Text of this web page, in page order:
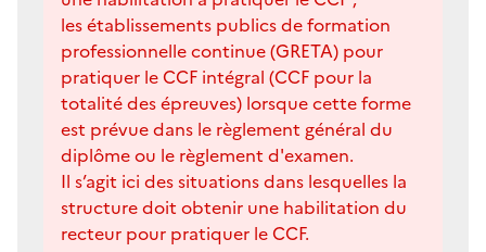
les établissements publics de formation
professionnelle continue (GRETA) pour
pratiquer le CCF intégral (CCF pour la
totalité des épreuves) lorsque cette forme
est prévue dans le règlement général du
diplôme ou le règlement d'examen.
Il s’agit ici des situations dans lesquelles la
structure doit obtenir une habilitation du
recteur pour pratiquer le CCF.